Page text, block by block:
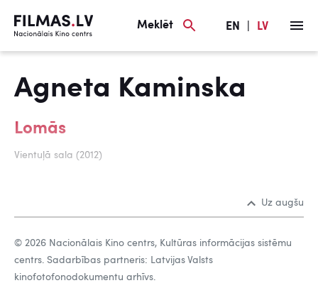
Meklēt EN LV
Agneta Kaminska
Lomās
Vientuļā sala (2012)
Uz augšu
© 2026 Nacionālais Kino centrs, Kultūras informācijas sistēmu
centrs. Sadarbības partneris: Latvijas Valsts
kinofotofonodokumentu arhīvs.